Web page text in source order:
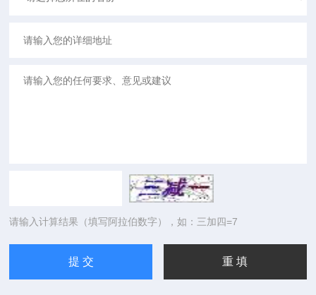
请输入计算结果（填写阿拉伯数字），如：三加四=7